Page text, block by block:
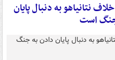
نتانیاهو به دنبال پایان
است